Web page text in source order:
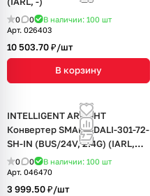
0 0 В наличии: 100 шт
Арт. 026403
10 503.70 ₽/шт
В корзину
INTELLIGENT ARLIGHT
Конвертер SMART-DALI-301-72-
SH-IN (BUS/24V, 2.4G) (IARL,
IP20 Пластик, 5 лет)
0 0 В наличии: 100 шт
Арт. 046470
3 999.50 ₽/шт